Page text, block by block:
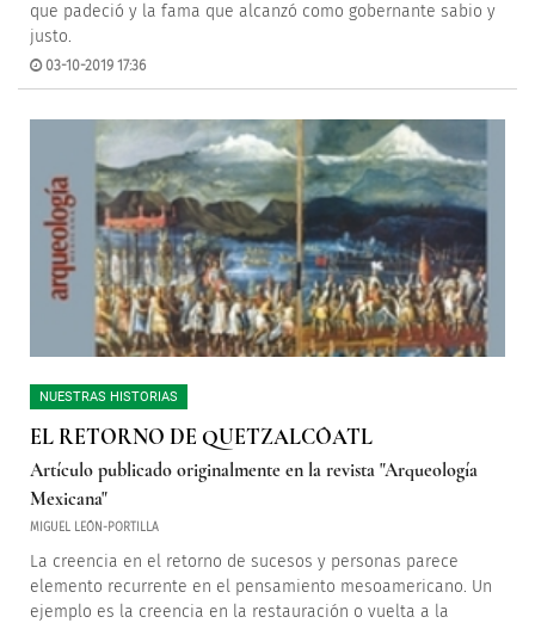
que padeció y la fama que alcanzó como gobernante sabio y
justo.
03-10-2019 17:36
NUESTRAS HISTORIAS
EL RETORNO DE QUETZALCÓATL
Artículo publicado originalmente en la revista "Arqueología
Mexicana"
MIGUEL LEÓN-PORTILLA
La creencia en el retorno de sucesos y personas parece
elemento recurrente en el pensamiento mesoamericano. Un
ejemplo es la creencia en la restauración o vuelta a la